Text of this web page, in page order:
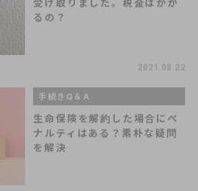
受け取りました。税金はかか
るの？
2021.08.22
手続きQ＆A
生命保険を解約した場合にペ
ナルティはある？素朴な疑問
を解決